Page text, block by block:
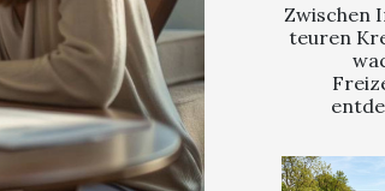
Zwischen
teuren